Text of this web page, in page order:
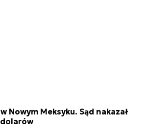
Nowym Meksyku. Sąd nakazał